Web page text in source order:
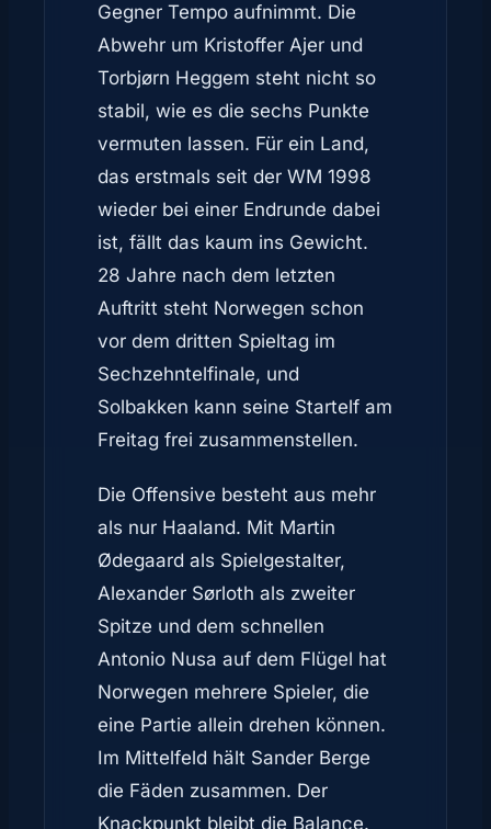
Gegner Tempo aufnimmt. Die
Abwehr um Kristoffer Ajer und
Torbjørn Heggem steht nicht so
stabil, wie es die sechs Punkte
vermuten lassen. Für ein Land,
das erstmals seit der WM 1998
wieder bei einer Endrunde dabei
ist, fällt das kaum ins Gewicht.
28 Jahre nach dem letzten
Auftritt steht Norwegen schon
vor dem dritten Spieltag im
Sechzehntelfinale, und
Solbakken kann seine Startelf am
Freitag frei zusammenstellen.
Die Offensive besteht aus mehr
als nur Haaland. Mit Martin
Ødegaard als Spielgestalter,
Alexander Sørloth als zweiter
Spitze und dem schnellen
Antonio Nusa auf dem Flügel hat
Norwegen mehrere Spieler, die
eine Partie allein drehen können.
Im Mittelfeld hält Sander Berge
die Fäden zusammen. Der
Knackpunkt bleibt die Balance.